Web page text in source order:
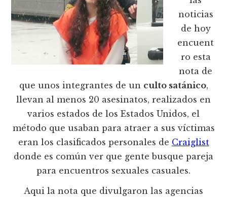
noticias
de hoy
encuent
ro esta
nota de
que unos integrantes de un culto satánico,
llevan al menos 20 asesinatos, realizados en
varios estados de los Estados Unidos, el
método que usaban para atraer a sus víctimas
eran los clasificados personales de Craiglist
donde es común ver que gente busque pareja
para encuentros sexuales casuales.
Aqui la nota que divulgaron las agencias